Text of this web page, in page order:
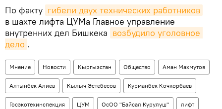
По факту гибели двух технических работников
в шахте лифта ЦУМа Главное управление
внутренних дел Бишкека возбудило уголовное
дело .
Мнение Новости Кыргызстан Общество Аман Махмутов
Алтынбек Алиев Кылыч Эстебесов Курманбек Кочкорбаев
Госэкотехинспекция ЦУМ ОсОО "Байсал Курулуш" лифт